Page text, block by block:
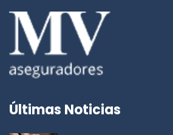
Últimas Noticias